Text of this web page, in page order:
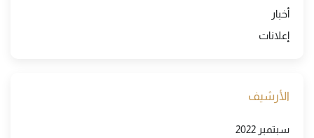
أخبار
إعلانات
الأرشيف
سبتمبر 2022